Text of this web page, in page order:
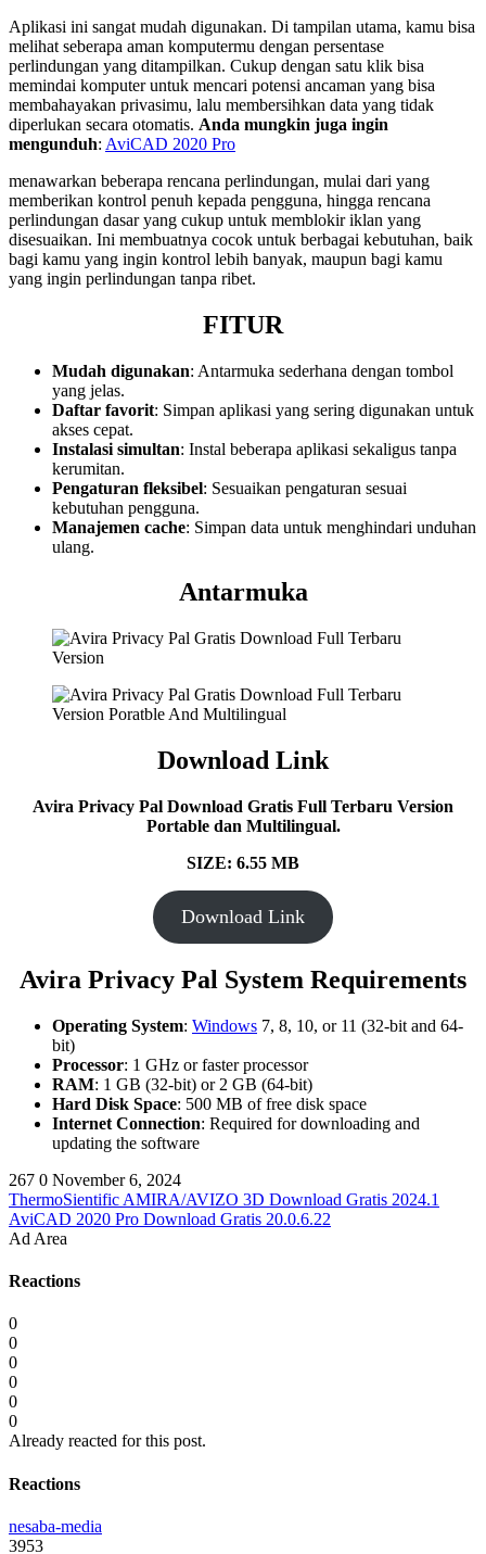
Aplikasi ini sangat mudah digunakan. Di tampilan utama, kamu bisa
melihat seberapa aman komputermu dengan persentase
perlindungan yang ditampilkan. Cukup dengan satu klik bisa
memindai komputer untuk mencari potensi ancaman yang bisa
membahayakan privasimu, lalu membersihkan data yang tidak
diperlukan secara otomatis. Anda mungkin juga ingin
mengunduh: AviCAD 2020 Pro
menawarkan beberapa rencana perlindungan, mulai dari yang
memberikan kontrol penuh kepada pengguna, hingga rencana
perlindungan dasar yang cukup untuk memblokir iklan yang
disesuaikan. Ini membuatnya cocok untuk berbagai kebutuhan, baik
bagi kamu yang ingin kontrol lebih banyak, maupun bagi kamu
yang ingin perlindungan tanpa ribet.
FITUR
Mudah digunakan: Antarmuka sederhana dengan tombol
yang jelas.
Daftar favorit: Simpan aplikasi yang sering digunakan untuk
akses cepat.
Instalasi simultan: Instal beberapa aplikasi sekaligus tanpa
kerumitan.
Pengaturan fleksibel: Sesuaikan pengaturan sesuai
kebutuhan pengguna.
Manajemen cache: Simpan data untuk menghindari unduhan
ulang.
Antarmuka
Download Link
Avira Privacy Pal Download Gratis Full Terbaru Version
Portable dan Multilingual.
SIZE: 6.55 MB
Download Link
Avira Privacy Pal System Requirements
Operating System: Windows 7, 8, 10, or 11 (32-bit and 64-
bit)
Processor: 1 GHz or faster processor
RAM: 1 GB (32-bit) or 2 GB (64-bit)
Hard Disk Space: 500 MB of free disk space
Internet Connection: Required for downloading and
updating the software
267 0 November 6, 2024
ThermoSientific AMIRA/AVIZO 3D Download Gratis 2024.1
AviCAD 2020 Pro Download Gratis 20.0.6.22
Ad Area
Reactions
0
0
0
0
0
0
Already reacted for this post.
Reactions
nesaba-media
3953